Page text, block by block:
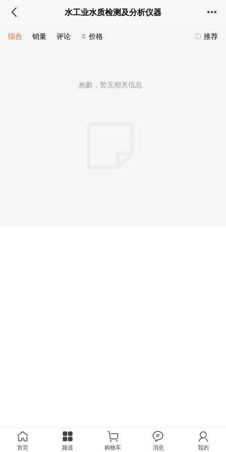
水工业水质检测及分析仪器
推荐
综合 销量 评论 价格
抱歉，暂无相关信息
首页 频道 购物车 消息 我的